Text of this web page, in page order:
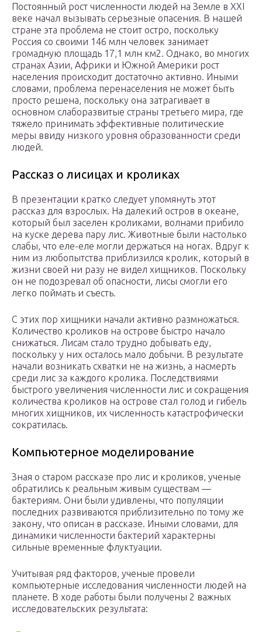
Постоянный рост численности людей на Земле в XXI
веке начал вызывать серьезные опасения. В нашей
стране эта проблема не стоит остро, поскольку
Россия со своими 146 млн человек занимает
громадную площадь 17,1 млн км2. Однако, во многих
странах Азии, Африки и Южной Америки рост
населения происходит достаточно активно. Иными
словами, проблема перенаселения не может быть
просто решена, поскольку она затрагивает в
основном слаборазвитые страны третьего мира, где
тяжело принимать эффективные политические
меры ввиду низкого уровня образованности среди
людей.
Рассказ о лисицах и кроликах
В презентации кратко следует упомянуть этот
рассказ для взрослых. На далекий остров в океане,
который был заселен кроликами, волнами прибило
на куске дерева пару лис. Животные были настолько
слабы, что еле-еле могли держаться на ногах. Вдруг к
ним из любопытства приблизился кролик, который в
жизни своей ни разу не видел хищников. Поскольку
он не подозревал об опасности, лисы смогли его
легко поймать и съесть.
С этих пор хищники начали активно размножаться.
Количество кроликов на острове быстро начало
снижаться. Лисам стало трудно добывать еду,
поскольку у них осталось мало добычи. В результате
начали возникать схватки не на жизнь, а насмерть
среди лис за каждого кролика. Последствиями
быстрого увеличения численности лис и сокращения
количества кроликов на острове стал голод и гибель
многих хищников, их численность катастрофически
сократилась.
Компьютерное моделирование
Зная о старом рассказе про лис и кроликов, ученые
обратились к реальным живым существам —
бактериям. Они были удивлены, что популяции
последних развиваются приблизительно по тому же
закону, что описан в рассказе. Иными словами, для
динамики численности бактерий характерны
сильные временные флуктуации.
Учитывая ряд факторов, ученые провели
компьютерные исследования численности людей на
планете. В ходе работы были получены 2 важных
исследовательских результата: